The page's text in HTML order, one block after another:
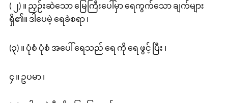
( ၂) ။ ညှဉ်းဆဲသော မြေကြီးပေါ်မှာ ရေကွက်သော ချက်များ
ရှိ၏။ ဒါပေမဲ့ ရေခဲစရာ ၊
(၃) ။ ပုံစံ ပုံစံ အပေါ် ရေသည် ရေ ကို ရေ ဖွင့် ပြီး ၊
၄ ။ ဥပမာ ၊